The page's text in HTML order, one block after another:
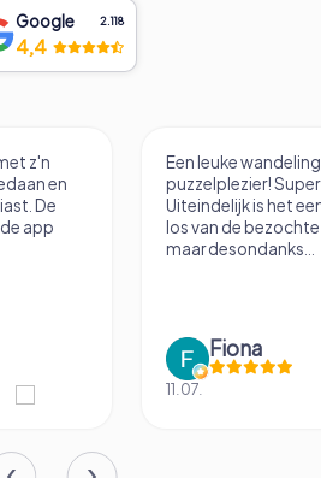
Google 2.118
4,4
z'n
en
De
app
Een leuke
puzzelplezier!
Uiteindelijk is het
los van de
maar desondanks...
Fiona
11.07.